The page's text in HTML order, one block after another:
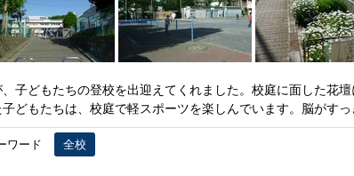
子どもたちの登校を出迎えてくれました。校庭に面した花
どもたちは、校庭で軽スポーツを楽しんでいます。脳がす
ワード 全校